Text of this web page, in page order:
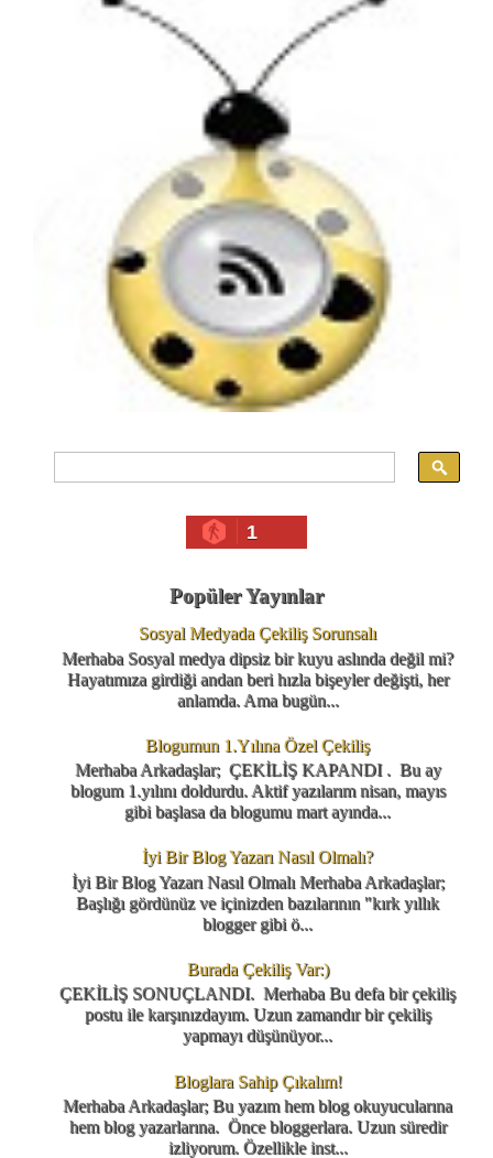
1
Popüler Yayınlar
Sosyal Medyada Çekiliş Sorunsalı
Merhaba Sosyal medya dipsiz bir kuyu aslında değil mi?
Hayatımıza girdiği andan beri hızla bişeyler değişti, her
anlamda. Ama bugün...
Blogumun 1.Yılına Özel Çekiliş
Merhaba Arkadaşlar; ÇEKİLİŞ KAPANDI . Bu ay
blogum 1.yılını doldurdu. Aktif yazılarım nisan, mayıs
gibi başlasa da blogumu mart ayında...
İyi Bir Blog Yazarı Nasıl Olmalı?
İyi Bir Blog Yazarı Nasıl Olmalı Merhaba Arkadaşlar;
Başlığı gördünüz ve içinizden bazılarının "kırk yıllık
blogger gibi ö...
Burada Çekiliş Var:)
ÇEKİLİŞ SONUÇLANDI. Merhaba Bu defa bir çekiliş
postu ile karşınızdayım. Uzun zamandır bir çekiliş
yapmayı düşünüyor...
Bloglara Sahip Çıkalım!
Merhaba Arkadaşlar; Bu yazım hem blog okuyucularına
hem blog yazarlarına. Önce bloggerlara. Uzun süredir
izliyorum. Özellikle inst...